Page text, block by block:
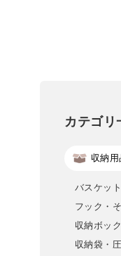
カテゴリ
収納用
バスケッ
フック・
収納ボッ
収納袋・